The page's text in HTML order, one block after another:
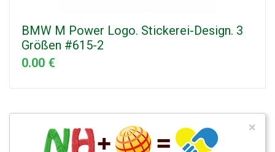
BMW M Power Logo. Stickerei-Design. 3
Größen #615-2
0.00 €
×